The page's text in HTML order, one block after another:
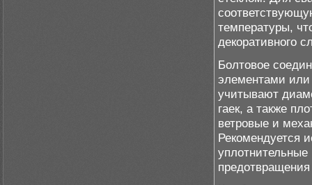
температуры,
декоративного
Болтовое
элементами или
учитывают
гаек, а также
ветровые и
Рекомендуется
уплотнительные